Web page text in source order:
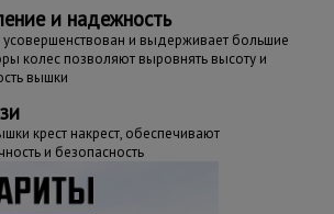
и надежность
усовершенствован и выдерживает большие
колес позволяют выровнять высоту и
вышки
крест накрест, обеспечивают
и безопасность